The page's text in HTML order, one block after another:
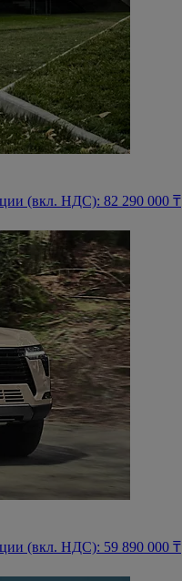
(вкл. НДС): 82 290 000 ₸
(вкл. НДС): 59 890 000 ₸